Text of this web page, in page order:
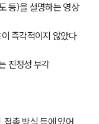
등)을 설명하는 영상
즉각적이지 않았다
진정성 부각